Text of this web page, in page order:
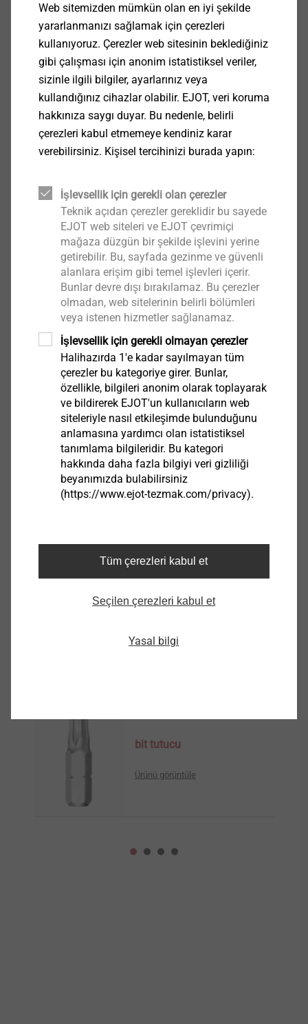
Özellikler
bit : altı köşe başlı soketli bit 1/4" ≈ 6.3 mm
Teknik Özellikler
N/A
İndirilenler
Product data sheet.pdf 180 KB
Bu ürün için şuanda talebe göre fiyat
verilmektedir.
Daha fazla bilgi içininfo@ejot-tezmak.com
adresine talebinizi iletebilirsiniz.
H2-1/4“/Ex50
9250709000
bit tutucu
Ürünü görüntüle
Web sitemizden mümkün olan en iyi şekilde
yararlanmanızı sağlamak için çerezleri
kullanıyoruz. Çerezler web sitesinin beklediğiniz
gibi çalışması için anonim istatistiksel veriler,
sizinle ilgili bilgiler, ayarlarınız veya
kullandığınız cihazlar olabilir. EJOT, veri koruma
hakkınıza saygı duyar. Bu nedenle, belirli
çerezleri kabul etmemeye kendiniz karar
verebilirsiniz. Kişisel tercihinizi burada yapın:
İşlevsellik için gerekli olan çerezler
Teknik açıdan çerezler gereklidir bu sayede
EJOT web siteleri ve EJOT çevrimiçi
mağaza düzgün bir şekilde işlevini yerine
getirebilir. Bu, sayfada gezinme ve güvenli
alanlara erişim gibi temel işlevleri içerir.
Bunlar devre dışı bırakılamaz. Bu çerezler
olmadan, web sitelerinin belirli bölümleri
veya istenen hizmetler sağlanamaz.
İşlevsellik için gerekli olmayan çerezler
Halihazırda 1'e kadar sayılmayan tüm
çerezler bu kategoriye girer. Bunlar,
özellikle, bilgileri anonim olarak toplayarak
ve bildirerek EJOT'un kullanıcıların web
siteleriyle nasıl etkileşimde bulunduğunu
anlamasına yardımcı olan istatistiksel
tanımlama bilgileridir. Bu kategori
hakkında daha fazla bilgiyi veri gizliliği
beyanımızda bulabilirsiniz
(https://www.ejot-tezmak.com/privacy).
Tüm çerezleri kabul et
Seçilen çerezleri kabul et
Yasal bilgi